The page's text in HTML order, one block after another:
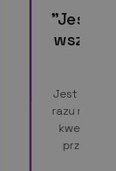
rzuca
wszystko od
Jesli chodzi o
one lekkie,
uczucia